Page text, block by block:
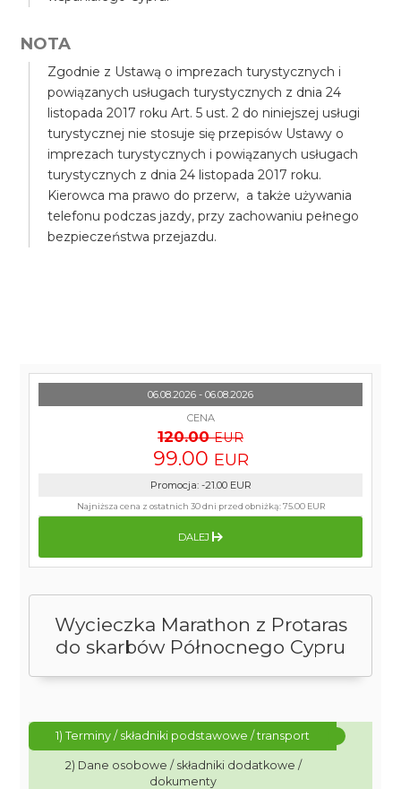
NOTA
Zgodnie z Ustawą o imprezach turystycznych i
powiązanych usługach turystycznych z dnia 24
listopada 2017 roku Art. 5 ust. 2 do niniejszej usługi
turystycznej nie stosuje się przepisów Ustawy o
imprezach turystycznych i powiązanych usługach
turystycznych z dnia 24 listopada 2017 roku.
Kierowca ma prawo do przerw, a także używania
telefonu podczas jazdy, przy zachowaniu pełnego
bezpieczeństwa przejazdu.
Wycieczka Marathon z Protaras
do skarbów Północnego Cypru
1) Terminy / składniki podstawowe / transport
2) Dane osobowe / składniki dodatkowe /
dokumenty
06.08.2026 - 06.08.2026
CENA
120.00 EUR
99.00 EUR
Promocja: -21.00 EUR
Najniższa cena z ostatnich 30 dni przed obniżką:75.00 EUR
DALEJ